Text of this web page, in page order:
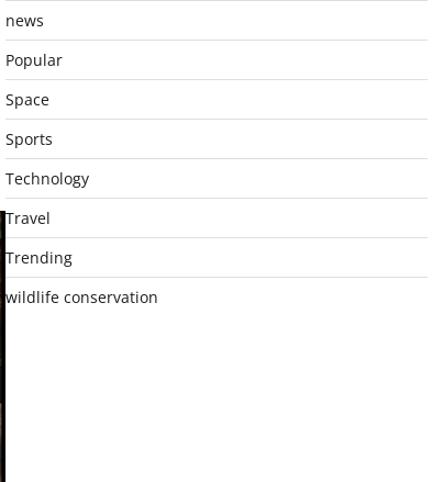
news
Popular
Space
Sports
Technology
Travel
Trending
wildlife conservation